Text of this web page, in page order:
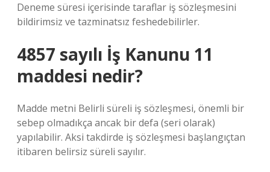
Deneme süresi içerisinde taraflar iş sözleşmesini
bildirimsiz ve tazminatsız feshedebilirler.
4857 sayılı İş Kanunu 11
maddesi nedir?
Madde metni Belirli süreli iş sözleşmesi, önemli bir
sebep olmadıkça ancak bir defa (seri olarak)
yapılabilir. Aksi takdirde iş sözleşmesi başlangıçtan
itibaren belirsiz süreli sayılır.